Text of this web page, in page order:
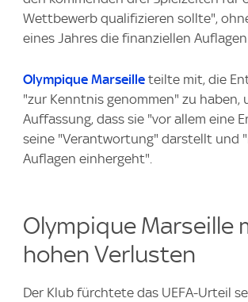
Wettbewerb qualifizieren sollte",
eines Jahres die finanziellen
Olympique Marseille teilte mit, die
"zur Kenntnis genommen" zu haben,
Auffassung, dass sie "vor allem eine
seine "Verantwortung" darstellt und
Auflagen einhergeht".
Olympique Marseille
hohen Verlusten
Der Klub fürchtete das UEFA-Urteil